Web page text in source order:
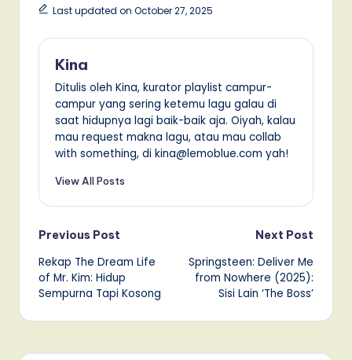
Last updated on October 27, 2025
Kina
Ditulis oleh Kina, kurator playlist campur-
campur yang sering ketemu lagu galau di
saat hidupnya lagi baik-baik aja. Oiyah, kalau
mau request makna lagu, atau mau collab
with something, di kina@lemoblue.com yah!
View All Posts
Post
navigation
Previous Post
Rekap The Dream Life
of Mr. Kim: Hidup
Sempurna Tapi Kosong
Next Post
Springsteen: Deliver Me
from Nowhere (2025):
Sisi Lain ‘The Boss’